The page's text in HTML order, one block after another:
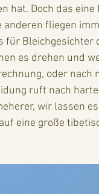
hat. Doch das eine
fliegen
für Bleichgesichter
es drehen und
oder nach
ruft nach
wir lassen
eine große